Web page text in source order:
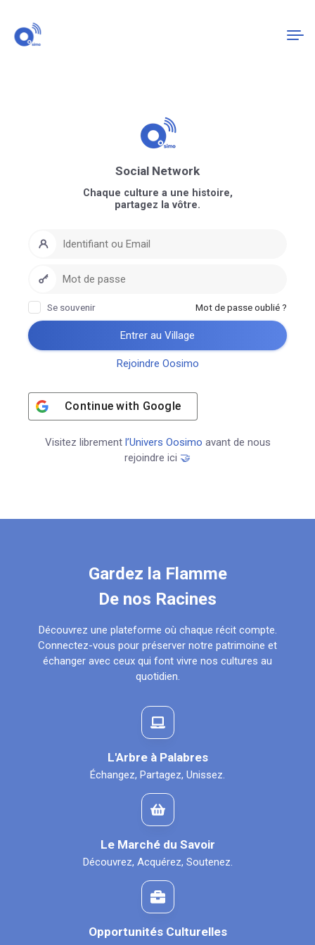
Gardez la Flamme
De nos Racines
Découvrez une plateforme où chaque récit compte.
Connectez-vous pour préserver notre patrimoine et
échanger avec ceux qui font vivre nos cultures au
quotidien.
L'Arbre à Palabres
Échangez, Partagez, Unissez.
Le Marché du Savoir
Découvrez, Acquérez, Soutenez.
Opportunités Culturelles
Social Network
Chaque culture a une histoire,
partagez la vôtre.
Se souvenir Mot de passe oublié ?
Entrer au Village
Rejoindre Oosimo
Continue with Google
Visitez librement l’Univers Oosimo avant de nous
rejoindre ici 🤝